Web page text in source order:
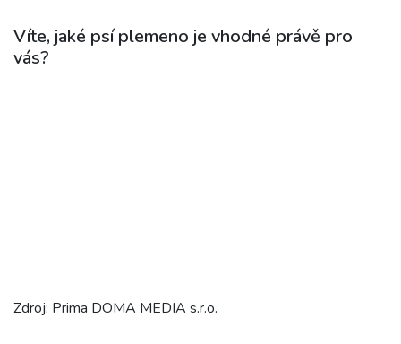
Víte, jaké psí plemeno je vhodné právě pro
vás?
Zdroj: Prima DOMA MEDIA s.r.o.